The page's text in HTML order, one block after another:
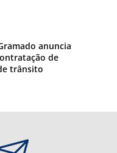
anuncia
de
trânsito